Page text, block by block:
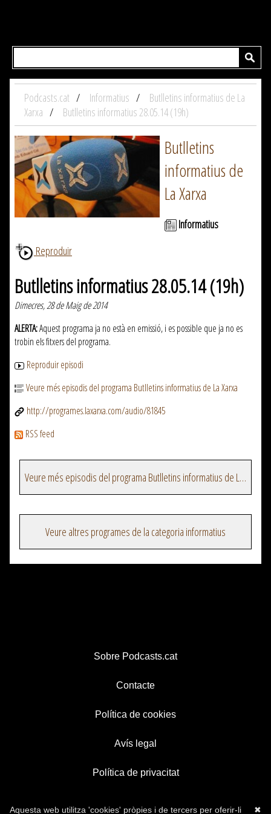
Podcasts.cat Informatius
Butlletins informatius de La
Xarxa
Butlletins informatius 28.05.14 (19h)
Butlletins
informatius de
La Xarxa
Informatius
Reproduir
Butlletins informatius 28.05.14 (19h)
Dimecres, 28 de Maig de 2014
ALERTA:Aquest programa ja no està en emissió, i es possible que ja no es
trobin els fitxers del programa.
Reproduir episodi
Veure més episodis del programa Butlletins informatius de La Xarxa
http://programes.laxarxa.com/audio/81845
RSS feed
Veure més episodis del programa Butlletins informatius de La Xarxa
Veure altres programes de la categoria informatius
Sobre Podcasts.cat
Contacte
Política de cookies
Avís legal
Política de privacitat
✖
Aquesta web utilitza 'cookies' pròpies i de tercers per oferir-li